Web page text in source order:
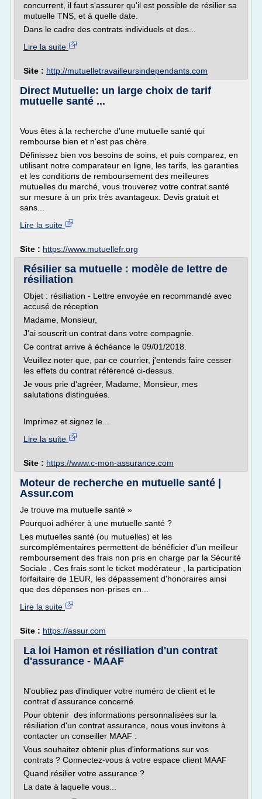
concurrent, il faut s'assurer qu'il est possible de résilier sa
mutuelle TNS, et à quelle date.
Dans le cadre des contrats individuels et des...
Lire la suite
Site : http://mutuelletravailleursindependants.com
Direct Mutuelle: un large choix de tarif
mutuelle santé ...
Vous êtes à la recherche d'une mutuelle santé qui
rembourse bien et n'est pas chère.
Définissez bien vos besoins de soins, et puis comparez, en
utilisant notre comparateur en ligne, les tarifs, les garanties
et les conditions de remboursement des meilleures
mutuelles du marché, vous trouverez votre contrat santé
sur mesure à un prix très avantageux. Devis gratuit et
sans...
Lire la suite
Site : https://www.mutuellefr.org
Résilier sa mutuelle : modèle de lettre de
résiliation
Objet : résiliation - Lettre envoyée en recommandé avec
accusé de réception
Madame, Monsieur,
J'ai souscrit un contrat dans votre compagnie.
Ce contrat arrive à échéance le 09/01/2018.
Veuillez noter que, par ce courrier, j'entends faire cesser
les effets du contrat référencé ci-dessus.
Je vous prie d'agréer, Madame, Monsieur, mes
salutations distinguées.
Imprimez et signez le...
Lire la suite
Site : https://www.c-mon-assurance.com
Moteur de recherche en mutuelle santé |
Assur.com
Je trouve ma mutuelle santé »
Pourquoi adhérer à une mutuelle santé ?
Les mutuelles santé (ou mutuelles) et les
surcomplémentaires permettent de bénéficier d'un meilleur
remboursement des frais non pris en charge par la Sécurité
Sociale . Ces frais sont le ticket modérateur , la participation
forfaitaire de 1EUR, les dépassement d'honoraires ainsi
que des dépenses non-prises en...
Lire la suite
Site : https://assur.com
La loi Hamon et résiliation d'un contrat
d'assurance - MAAF
N'oubliez pas d'indiquer votre numéro de client et le
contrat d'assurance concerné.
Pour obtenir des informations personnalisées sur la
résiliation d'un contrat assurance, nous vous invitons à
contacter un conseiller MAAF .
Vous souhaitez obtenir plus d'informations sur vos
contrats ? Connectez-vous à votre espace client MAAF
Quand résilier votre assurance ?
La date à laquelle vous...